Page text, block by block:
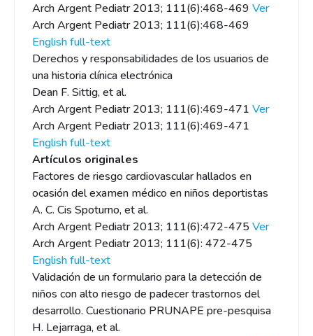
Arch Argent Pediatr 2013; 111(6):468-469 Ver
Arch Argent Pediatr 2013; 111(6):468-469
English full-text
Derechos y responsabilidades de los usuarios de
una historia clínica electrónica
Dean F. Sittig, et al.
Arch Argent Pediatr 2013; 111(6):469-471 Ver
Arch Argent Pediatr 2013; 111(6):469-471
English full-text
Artículos originales
Factores de riesgo cardiovascular hallados en
ocasión del examen médico en niños deportistas
A. C. Cis Spoturno, et al.
Arch Argent Pediatr 2013; 111(6):472-475Ver
Arch Argent Pediatr 2013; 111(6): 472-475
English full-text
Validación de un formulario para la detección de
niños con alto riesgo de padecer trastornos del
desarrollo. Cuestionario PRUNAPE pre-pesquisa
H. Lejarraga, et al.